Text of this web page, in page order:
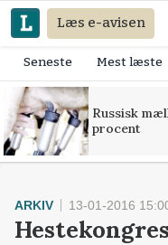
Læs e-avisen
Seneste Mest læste
Russisk
procent
ARKIV 13-01-2016